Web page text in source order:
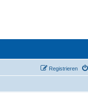
Registrieren